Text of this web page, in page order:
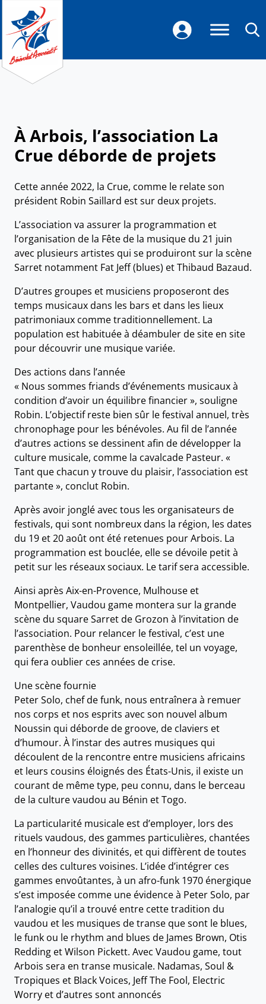
À Arbois, l’association La
Crue déborde de projets
Cette année 2022, la Crue, comme le relate son
président Robin Saillard est sur deux projets.
L’association va assurer la programmation et
l’organisation de la Fête de la musique du 21 juin
avec plusieurs artistes qui se produiront sur la scène
Sarret notamment Fat Jeff (blues) et Thibaud Bazaud.
D’autres groupes et musiciens proposeront des
temps musicaux dans les bars et dans les lieux
patrimoniaux comme traditionnellement. La
population est habituée à déambuler de site en site
pour découvrir une musique variée.
Des actions dans l’année
« Nous sommes friands d’événements musicaux à
condition d’avoir un équilibre financier », souligne
Robin. L’objectif reste bien sûr le festival annuel, très
chronophage pour les bénévoles. Au fil de l’année
d’autres actions se dessinent afin de développer la
culture musicale, comme la cavalcade Pasteur. «
Tant que chacun y trouve du plaisir, l’association est
partante », conclut Robin.
Après avoir jonglé avec tous les organisateurs de
festivals, qui sont nombreux dans la région, les dates
du 19 et 20 août ont été retenues pour Arbois. La
programmation est bouclée, elle se dévoile petit à
petit sur les réseaux sociaux. Le tarif sera accessible.
Ainsi après Aix-en-Provence, Mulhouse et
Montpellier, Vaudou game montera sur la grande
scène du square Sarret de Grozon à l’invitation de
l’association. Pour relancer le festival, c’est une
parenthèse de bonheur ensoleillée, tel un voyage,
qui fera oublier ces années de crise.
Une scène fournie
Peter Solo, chef de funk, nous entraînera à remuer
nos corps et nos esprits avec son nouvel album
Noussin qui déborde de groove, de claviers et
d’humour. À l’instar des autres musiques qui
découlent de la rencontre entre musiciens africains
et leurs cousins éloignés des États-Unis, il existe un
courant de même type, peu connu, dans le berceau
de la culture vaudou au Bénin et Togo.
La particularité musicale est d’employer, lors des
rituels vaudous, des gammes particulières, chantées
en l’honneur des divinités, et qui diffèrent de toutes
celles des cultures voisines. L’idée d’intégrer ces
gammes envoûtantes, à un afro-funk 1970 énergique
s’est imposée comme une évidence à Peter Solo, par
l’analogie qu’il a trouvé entre cette tradition du
vaudou et les musiques de transe que sont le blues,
le funk ou le rhythm and blues de James Brown, Otis
Redding et Wilson Pickett. Avec Vaudou game, tout
Arbois sera en transe musicale. Nadamas, Soul &
Tropiques et Black Voices, Jeff The Fool, Electric
Worry et d’autres sont annoncés